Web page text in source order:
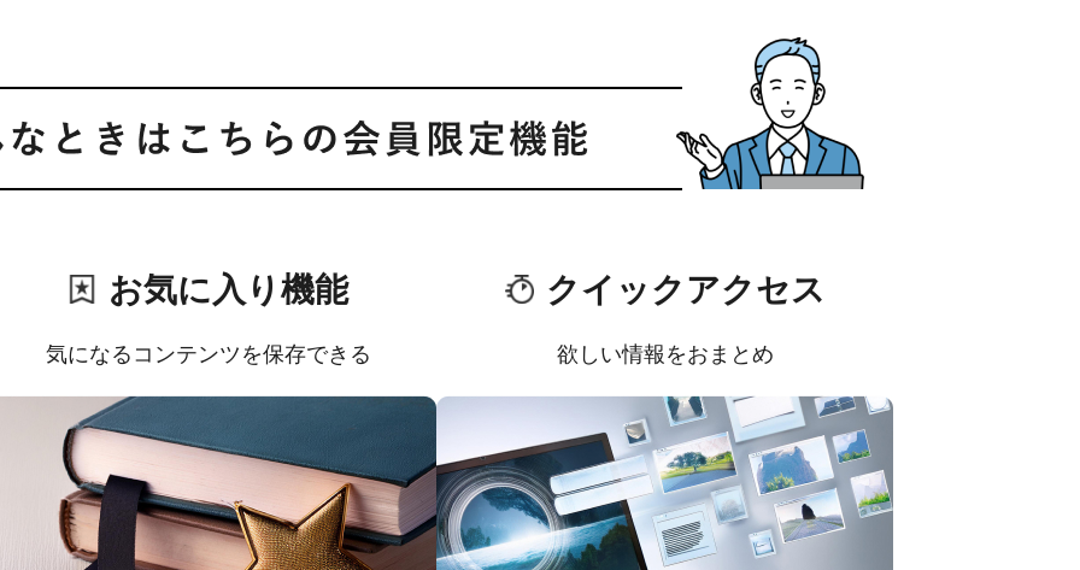
お気に入り機能
気になるコンテンツを保存できる
クイックアクセス
欲しい情報をおまとめ